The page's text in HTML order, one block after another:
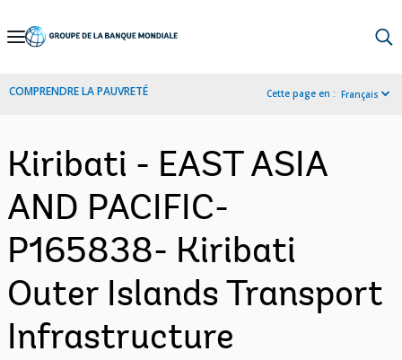
Skip
Navigation
COMPRENDRE LA PAUVRETÉ Cette page en : Français
Kiribati - EAST ASIA
AND PACIFIC-
P165838- Kiribati
Outer Islands Transport
Infrastructure